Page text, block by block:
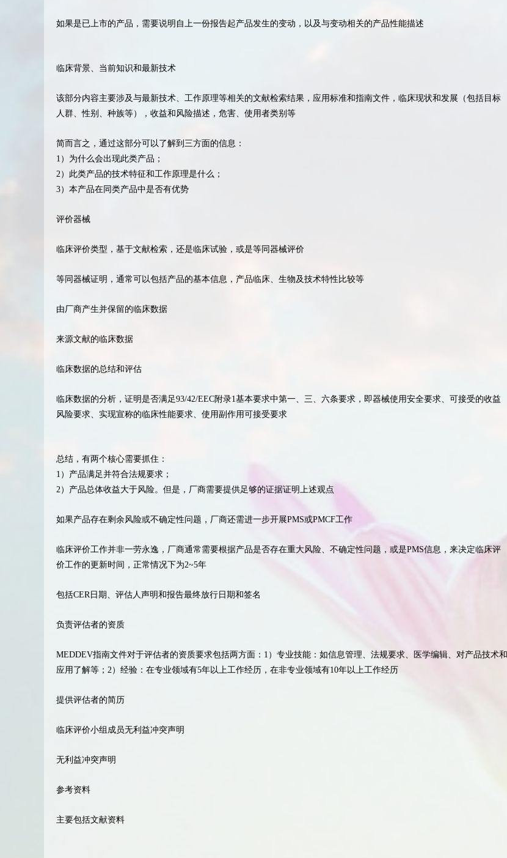
如果是已上市的产品，需要说明自上一份报告起产品发生的变动，以及与变动相关的产品性能描述
临床背景、当前知识和最新技术
该部分内容主要涉及与最新技术、工作原理等相关的文献检索结果，应用标准和指南文件，临床现状和发展（包括目标
人群、性别、种族等），收益和风险描述，危害、使用者类别等
简而言之，通过这部分可以了解到三方面的信息：
1）为什么会出现此类产品；
2）此类产品的技术特征和工作原理是什么；
3）本产品在同类产品中是否有优势
评价器械
临床评价类型，基于文献检索，还是临床试验，或是等同器械评价
等同器械证明，通常可以包括产品的基本信息，产品临床、生物及技术特性比较等
由厂商产生并保留的临床数据
来源文献的临床数据
临床数据的总结和评估
临床数据的分析，证明是否满足93/42/EEC附录1基本要求中第一、三、六条要求，即器械使用安全要求、可接受的收益
风险要求、实现宣称的临床性能要求、使用副作用可接受要求
总结，有两个核心需要抓住：
1）产品满足并符合法规要求；
2）产品总体收益大于风险。但是，厂商需要提供足够的证据证明上述观点
如果产品存在剩余风险或不确定性问题，厂商还需进一步开展PMS或PMCF工作
临床评价工作并非一劳永逸，厂商通常需要根据产品是否存在重大风险、不确定性问题，或是PMS信息，来决定临床评
价工作的更新时间，正常情况下为2~5年
包括CER日期、评估人声明和报告最终放行日期和签名
负责评估者的资质
MEDDEV指南文件对于评估者的资质要求包括两方面：1）专业技能：如信息管理、法规要求、医学编辑、对产品技术和
应用了解等；2）经验：在专业领域有5年以上工作经历，在非专业领域有10年以上工作经历
提供评估者的简历
临床评价小组成员无利益冲突声明
无利益冲突声明
参考资料
主要包括文献资料